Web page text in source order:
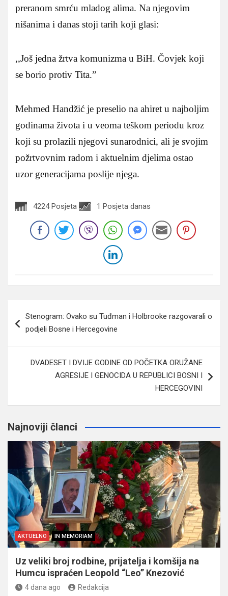
preranom smrću mladog alima. Na njegovim
nišanima i danas stoji tarih koji glasi:
,,Još jedna žrtva komunizma u BiH. Čovjek koji
se borio protiv Tita.”
Mehmed Handžić je preselio na ahiret u najboljim
godinama života i u veoma teškom periodu kroz
koji su prolazili njegovi sunarodnici, ali je svojim
požrtvovnim radom i aktuelnim djelima ostao
uzor generacijama poslije njega.
4224 Posjeta 1 Posjeta danas
članaka
Stenogram: Ovako su Tuđman i Holbrooke razgovarali o
podjeli Bosne i Hercegovine
DVADESET I DVIJE GODINE OD POČETKA ORUŽANE
AGRESIJE I GENOCIDA U REPUBLICI BOSNI I
HERCEGOVINI
Najnoviji članci
AKTUELNO IN MEMORIAM
Uz veliki broj rodbine, prijatelja i komšija na
Humcu ispraćen Leopold “Leo” Knezović
4 dana ago Redakcija